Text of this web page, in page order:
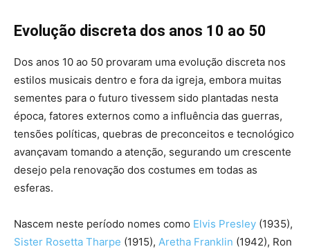
Evolução discreta dos anos 10 ao 50
Dos anos 10 ao 50 provaram uma evolução discreta nos
estilos musicais dentro e fora da igreja, embora muitas
sementes para o futuro tivessem sido plantadas nesta
época, fatores externos como a influência das guerras,
tensões políticas, quebras de preconceitos e tecnológico
avançavam tomando a atenção, segurando um crescente
desejo pela renovação dos costumes em todas as
esferas.
Nascem neste período nomes como Elvis Presley (1935),
Sister Rosetta Tharpe (1915), Aretha Franklin (1942), Ron